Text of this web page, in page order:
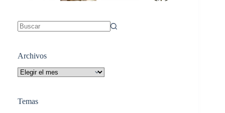
Archivos
Archivos
Temas